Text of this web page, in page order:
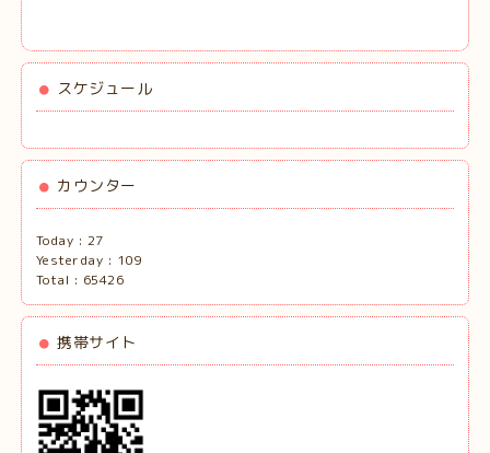
スケジュール
カウンター
Today : 27
Yesterday : 109
Total : 65426
携帯サイト